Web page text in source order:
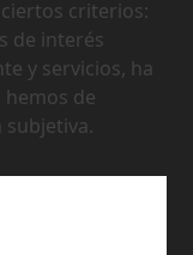
criterios:
de interés
y servicios, ha
de
subjetiva.